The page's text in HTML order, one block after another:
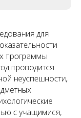
для
программы
проводится
неуспешности,
с учащимися,